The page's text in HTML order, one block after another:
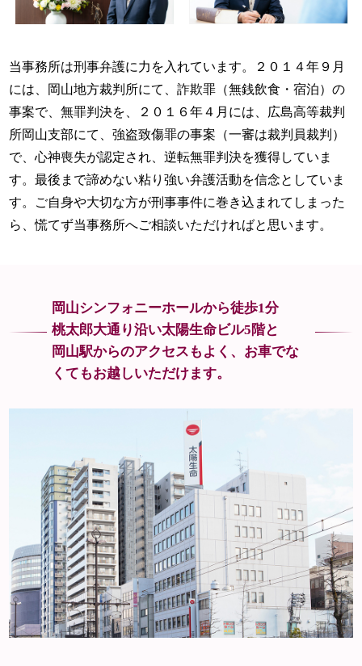
当事務所は刑事弁護に力を入れています。２０１４年９月
には、岡山地方裁判所にて、詐欺罪（無銭飲食・宿泊）の
事案で、無罪判決を、２０１６年４月には、広島高等裁判
所岡山支部にて、強盗致傷罪の事案（一審は裁判員裁判）
で、心神喪失が認定され、逆転無罪判決を獲得していま
す。最後まで諦めない粘り強い弁護活動を信念としていま
す。ご自身や大切な方が刑事事件に巻き込まれてしまった
ら、慌てず当事務所へご相談いただければと思います。
岡山シンフォニーホールから徒歩1分
桃太郎大通り沿い太陽生命ビル5階と
岡山駅からのアクセスもよく、 お車でな
くてもお越しいただけます。